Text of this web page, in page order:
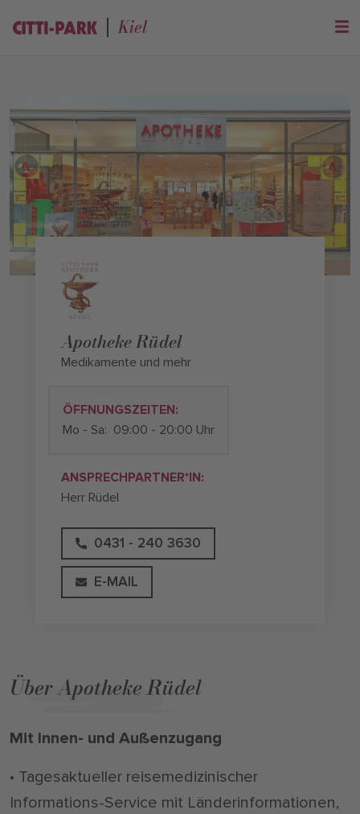
Kiel
Apotheke Rüdel
Medikamente und mehr
ÖFFNUNGSZEITEN:
Mo - Sa: 09:00 - 20:00 Uhr
ANSPRECHPARTNER*IN:
Herr Rüdel
0431 - 240 3630
E-MAIL
Über Apotheke Rüdel
Mit Innen- und Außenzugang
• Tagesaktueller reisemedizinischer
Informations-Service mit Länderinformationen,